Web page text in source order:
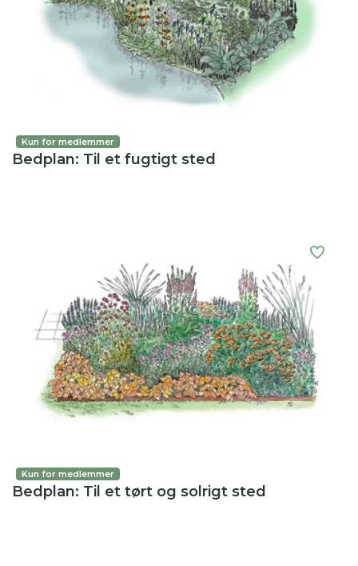
Kun for medlemmer
Bedplan: Til et fugtigt sted
Kun for medlemmer
Bedplan: Til et tørt og solrigt sted